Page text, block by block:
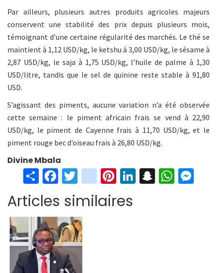
Par ailleurs, plusieurs autres produits agricoles majeurs
conservent une stabilité des prix depuis plusieurs mois,
témoignant d’une certaine régularité des marchés. Le thé se
maintient à 1,12 USD/kg, le ketshu à 3,00 USD/kg, le sésame à
2,87 USD/kg, le saja à 1,75 USD/kg, l’huile de palme à 1,30
USD/litre, tandis que le sel de quinine reste stable à 91,80
USD.
S’agissant des piments, aucune variation n’a été observée
cette semaine : le piment africain frais se vend à 22,90
USD/kg, le piment de Cayenne frais à 11,70 USD/kg, et le
piment rouge bec d’oiseau frais à 26,80 USD/kg.
Divine Mbala
S
h
ar
e
Fa
ce
b
o
o
k
T
wi
tt
er
in
st
ag
Pi
er
Li S W
Articles similaires